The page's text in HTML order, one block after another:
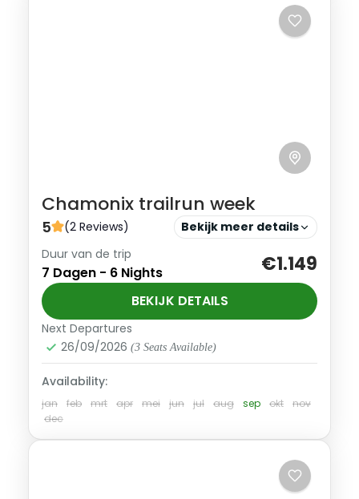
Chamonix trailrun week
5 (2 Reviews) Bekijk meer details
Geen standaard routes, geen drukke
paden. Tijdens deze week loop je de
mooiste trails van de regio — zorgvuldig
samengesteld op basis van ervaring,
flow...
Frankrijk
Trail Pro
1-9 Personen
Duur van de trip
7 Dagen - 6 Nights €1.149
BEKIJK DETAILS
Next Departures
26/09/2026 (3 Seats Available)
Availability:
jan feb mrt apr mei jun jul aug sep okt
nov
dec